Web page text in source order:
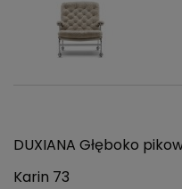
DUXIANA Głęboko
Karin 73